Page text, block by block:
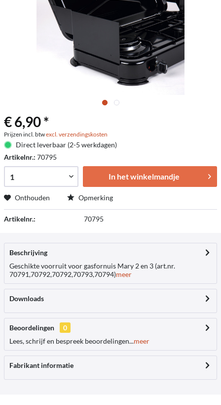
€ 6,90 *
Prijzen incl. btwexcl. verzendingskosten
Direct leverbaar (2-5 werkdagen)
Artikelnr.: 70795
In het winkelmandje
Onthouden Opmerking
Artikelnr.: 70795
Beschrijving
Geschikte voorruit voor gasfornuis Mary 2 en 3 (art.nr.
70791,70792,70792,70793,70794)meer
Downloads
Beoordelingen
0
Lees, schrijf en bespreek beoordelingen...meer
Fabrikant informatie